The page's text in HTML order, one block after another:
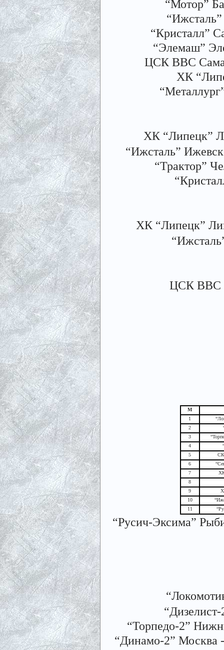
“Мотор”
“Кристалл”
“Элемаш”
ЦСК ВВС
ХК
ХК “Липецк”
“Ижсталь”
“Трактор”
ХК “Липецк”
ЦСК ВВС
М
1
2
3
4
5
6
7
8
9
10
11
“Русич-Эксима”
“Торпедо-2”
“Динамо-2” Москва